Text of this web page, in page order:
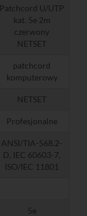
Patchcord U/UTP
kat. 5e 2m
czerwony
NETSET
patchcord
komputerowy
NETSET
Profesjonalne
ANSI/TIA-568.2-
D, IEC 60603-7,
ISO/IEC 11801
5e